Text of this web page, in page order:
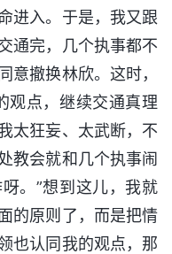
进入。于是，我又跟
通完，几个执事都不
意撤换林欣。这时，
观点，继续交通真理
太狂妄、太武断，不
教会就和几个执事闹
。”想到这儿，我就
的原则了，而是把情
也认同我的观点，那